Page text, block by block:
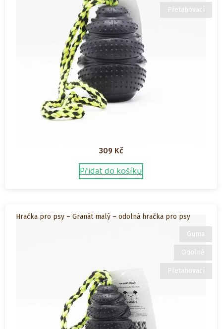
Přetahovací
309 Kč
Přidat do košíku
Guma
Odolné
Přetahovací
Hračka pro psy – Granát malý – odolná hračka pro psy